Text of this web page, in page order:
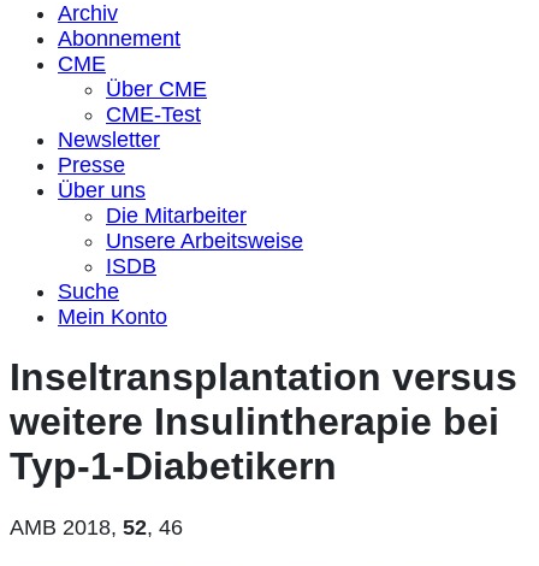
Archiv
Abonnement
CME
Über CME
CME-Test
Newsletter
Presse
Über uns
Die Mitarbeiter
Unsere Arbeitsweise
ISDB
Suche
Mein Konto
Inseltransplantation versus
weitere Insulintherapie bei
Typ-1-Diabetikern
AMB 2018, 52, 46